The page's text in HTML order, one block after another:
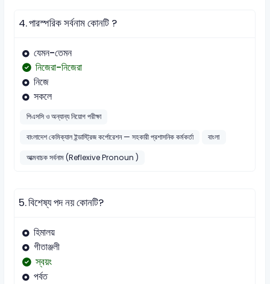
4.পারস্পরিক সর্বনাম কোনটি ?
যেমন-তেমন
নিজেরা-নিজেরা
নিজে
সকলে
পিএসসি ও অন্যান্য নিয়োগ পরীক্ষা
বাংলাদেশ কেমিক্যাল ইন্ডাস্ট্রিজ কর্পোরেশন — সহকারী প্রশাসনিক কর্মকর্তা
বাংলা
আত্মবাচক সর্বনাম (Reflexive Pronoun )
5.বিশেষ্য পদ নয় কোনটি?
হিমালয়
গীতাঞ্জলী
স্বয়ং
পর্বত